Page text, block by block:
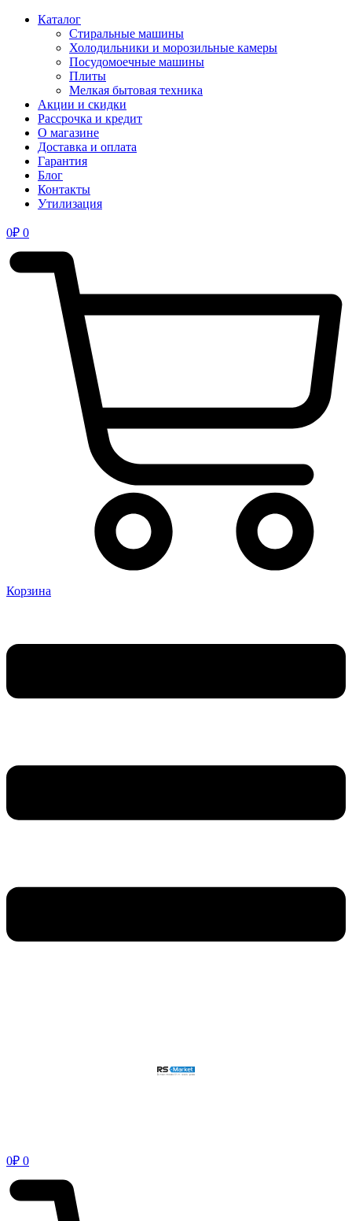
Каталог
Стиральные машины
Холодильники и морозильные камеры
Посудомоечные машины
Плиты
Мелкая бытовая техника
Акции и скидки
Рассрочка и кредит
О магазине
Доставка и оплата
Гарантия
Блог
Контакты
Утилизация
0₽ 0
Корзина
0₽ 0